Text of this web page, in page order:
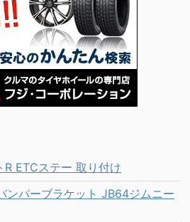
ETCステー 取り付け
ンパーブラケット JB64ジムニー